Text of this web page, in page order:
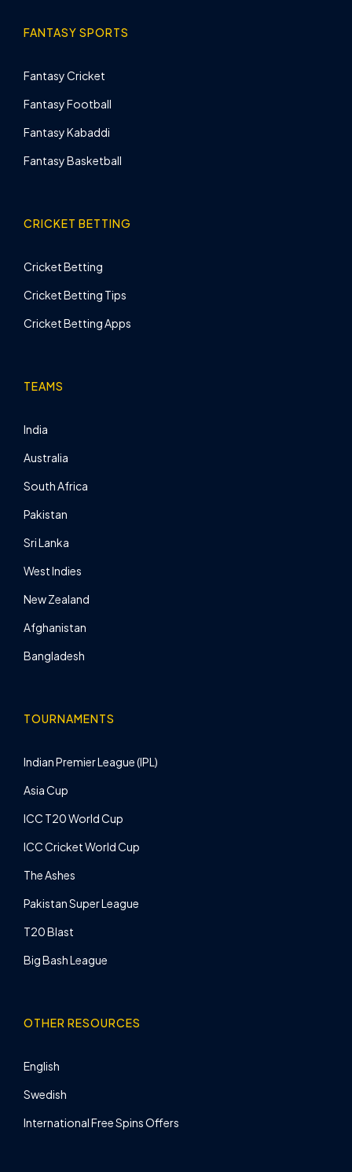
FANTASY SPORTS
Fantasy Cricket
Fantasy Football
Fantasy Kabaddi
Fantasy Basketball
CRICKET BETTING
Cricket Betting
Cricket Betting Tips
Cricket Betting Apps
TEAMS
India
Australia
South Africa
Pakistan
Sri Lanka
West Indies
New Zealand
Afghanistan
Bangladesh
TOURNAMENTS
Indian Premier League (IPL)
Asia Cup
ICC T20 World Cup
ICC Cricket World Cup
The Ashes
Pakistan Super League
T20 Blast
Big Bash League
OTHER RESOURCES
English
Swedish
International Free Spins Offers